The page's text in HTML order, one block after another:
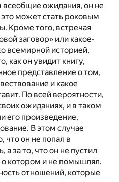
ожидания, он не
может стать роковым
Кроме того, встречая
заговор» или какое-
всемирной историей,
как он увидит книгу,
представление о том,
и какое
По всей вероятности,
ожиданиях, и в таком
его произведение,
В этом случае
что он не попал в
за то, что он не пустил
котором и не помышлял.
отношений, которые